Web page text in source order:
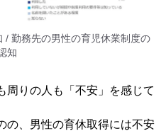
/ 勤務先の男性の育児休業制度の
知
周りの人も「不安」を感じて
、男性の育休取得には不安